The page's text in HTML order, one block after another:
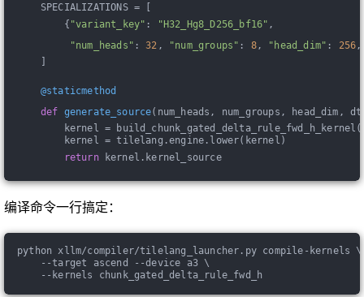
SPECIALIZATIONS = [
{ "variant_key" : "H32_Hg8_D256_bf16" ,
"num_heads" : 32 , "num_groups" : 8, "head_dim" : 256
]
@staticmethod
def generate_source(num_heads, num_groups, head_dim,
kernel =
kernel = tilelang.engine.lower(kernel)
return kernel.kernel_source
编译命令一行搞定：
python xllm/compiler/tilelang_launcher.py compile-kernels \
--target ascend --device a3 \
--kernels chunk_gated_delta_rule_fwd_h